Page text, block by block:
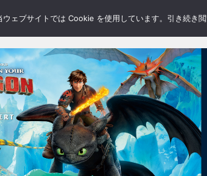
GALLERY BLOGS FEATURE
ェブサイトでは Cookie を使用しています。引き続き